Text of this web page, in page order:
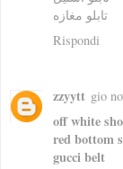
تابلو مغازه
Rispondi
zzyytt gio
off white
red bottom
gucci belt